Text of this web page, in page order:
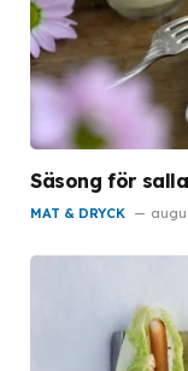
Säsong för
MAT & DRYCK